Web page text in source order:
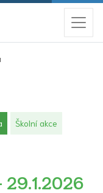
(aktuální)
Školní akce
29.1.2026